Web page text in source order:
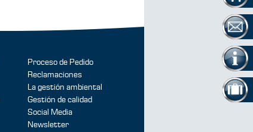
Proceso de Pedido
Reclamaciones
La gestión ambiental
Gestión de calidad
Social Media
Newsletter